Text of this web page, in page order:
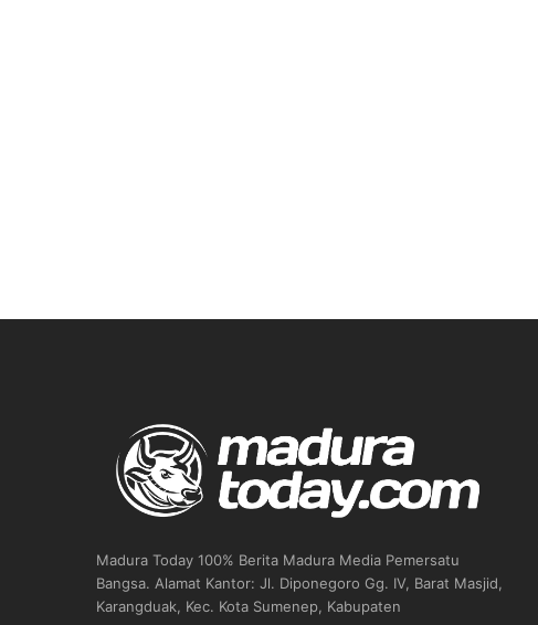
Madura Today 100% Berita Madura Media Pemersatu
Bangsa. Alamat Kantor: Jl. Diponegoro Gg. IV, Barat Masjid,
Karangduak, Kec. Kota Sumenep, Kabupaten